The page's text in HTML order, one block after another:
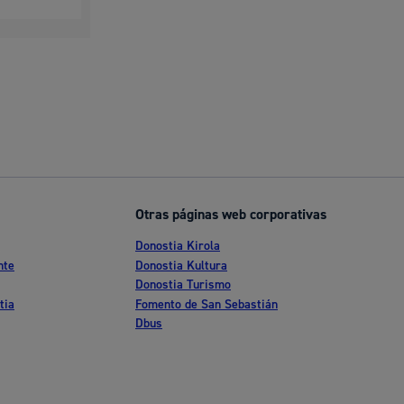
Otras páginas web corporativas
Donostia Kirola
Donostia Kultura
Donostia Turismo
Fomento de San Sebastián
Dbus